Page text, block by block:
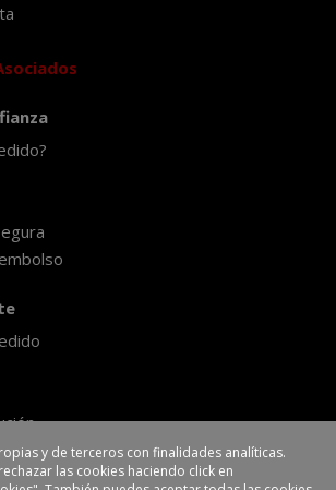
y de terceros con finalidades analíticas.
las cookies haciendo click en